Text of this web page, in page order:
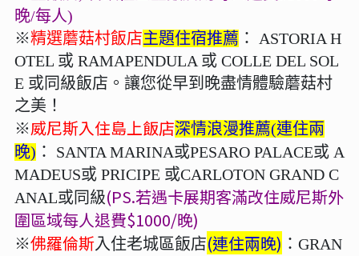
晚/每人)
※精選蘑菇村飯店主題住宿推薦 ： ASTORIA H
OTEL 或 RAMAPENDULA 或 COLLE DEL SOL
E 或同級飯店。讓您從早到晚盡情體驗蘑菇村
之美！
※威尼斯入住島上飯店深情浪漫推薦(連住兩
晚) ：
SANTA MARINA或PESARO PALACE或 A
MADEUS或 PRICIPE 或CARLOTON GRAND C
ANAL或同級(PS.若遇卡展期客滿改住威尼斯外
圍區域每人退費$1000/晚)
※佛羅倫斯入住老城區飯店(連住兩晚) ： GRAN